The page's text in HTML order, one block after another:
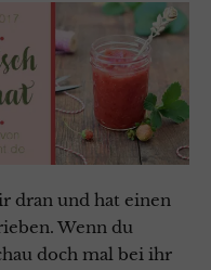
dran und hat einen
Wenn du
doch mal bei ihr